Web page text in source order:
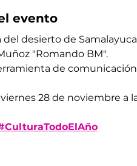
evento
del desierto de
"Romando BM".
de
28 de noviembre a